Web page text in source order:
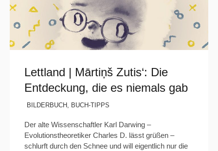
Lettland | Mārtiņš Zutis‘: Die
Entdeckung, die es niemals gab
BILDERBUCH , BUCH-TIPPS
Der alte Wissenschaftler Karl Darwing –
Evolutionstheoretiker Charles D. lässt grüßen –
schlurft durch den Schnee und will eigentlich nur die